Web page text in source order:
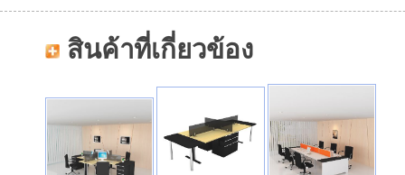
สินค้าที่เกี่ยวข้อง